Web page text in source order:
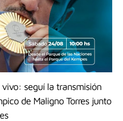
seguí la transmisión
de Maligno Torres junto